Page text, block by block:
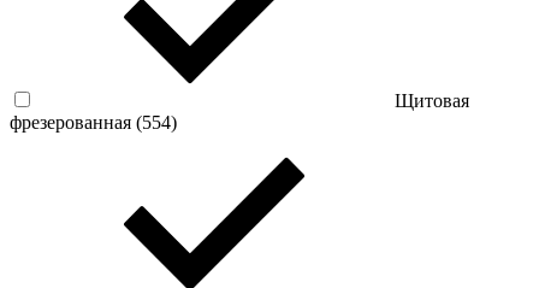
Щитовая
фрезерованная (554)